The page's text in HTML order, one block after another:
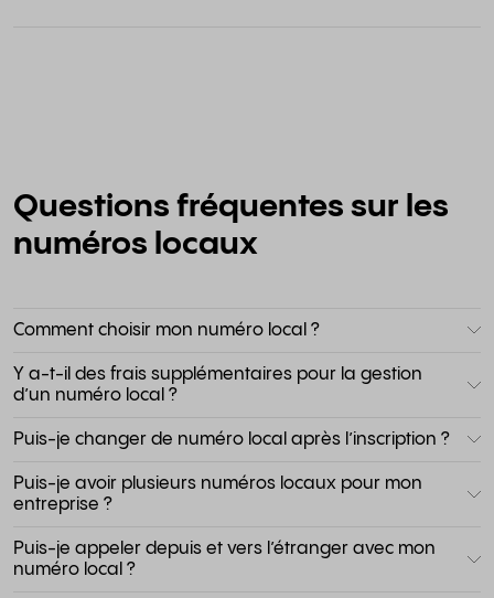
Questions fréquentes sur les
numéros locaux
Comment choisir mon numéro local ?
Y a-t-il des frais supplémentaires pour la gestion
d’un numéro local ?
Puis-je changer de numéro local après l’inscription ?
Puis-je avoir plusieurs numéros locaux pour mon
entreprise ?
Puis-je appeler depuis et vers l’étranger avec mon
numéro local ?